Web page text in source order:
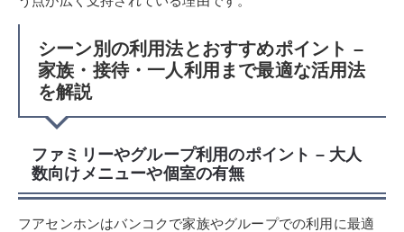
シーン別の利用法とおすすめポイント –
家族・接待・一人利用まで最適な活用法
を解説
ファミリーやグループ利用のポイント – 大人
数向けメニューや個室の有無
フアセンホンはバンコクで家族やグループでの利用に最適